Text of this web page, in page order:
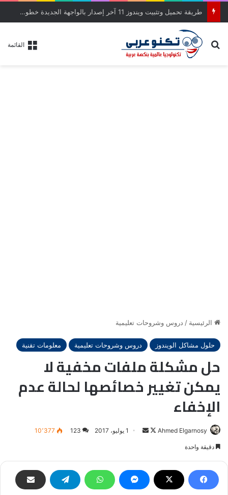
طريقة تحميل وتثبيت ويندوز 11 آخر إصدار بالواجهة الجديدة خطوة بخطوة
القائمة بحث عن
الرئيسية / دروس وشروحات تعليمية
حلول مشاكل الويندوز دروس وشروحات تعليمية معلومات تقنية
حل مشكلة ملفات مخفية لا
يمكن تغيير خصائصها لحالة عدم
الإخفاء
Ahmed Elgarnosy
Follow
أرسل 1 يوليو، 2017 123 10٬377
دقيقة واحدة